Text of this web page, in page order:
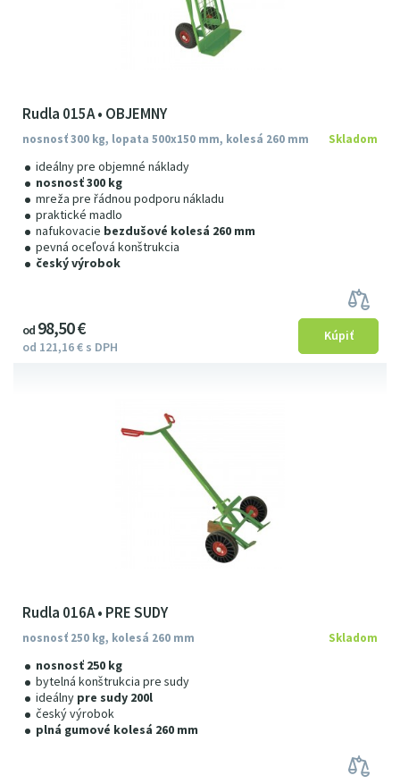
Rudla 015A • OBJEMNY
nosnosť 300 kg, lopata 500x150 mm, kolesá 260 mm
ideálny pre objemné náklady
nosnosť 300 kg
mreža pre řádnou podporu nákladu
praktické madlo
nafukovacie bezdušové kolesá 260 mm
pevná oceľová konštrukcia
český výrobok
Skladom
od 98 50€
od 121 16€ s DPH
Rudla 016A • PRE SUDY
nosnosť 250 kg, kolesá 260 mm
nosnosť 250 kg
bytelná konštrukcia pre sudy
ideálny pre sudy 200l
český výrobok
plná gumové kolesá 260 mm
Skladom